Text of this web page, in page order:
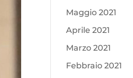
Maggio 2021
Aprile 2021
Marzo 2021
Febbraio 2021